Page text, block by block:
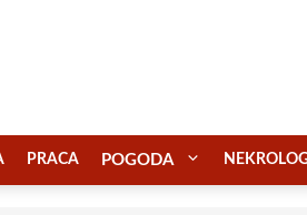
PRACA POGODA